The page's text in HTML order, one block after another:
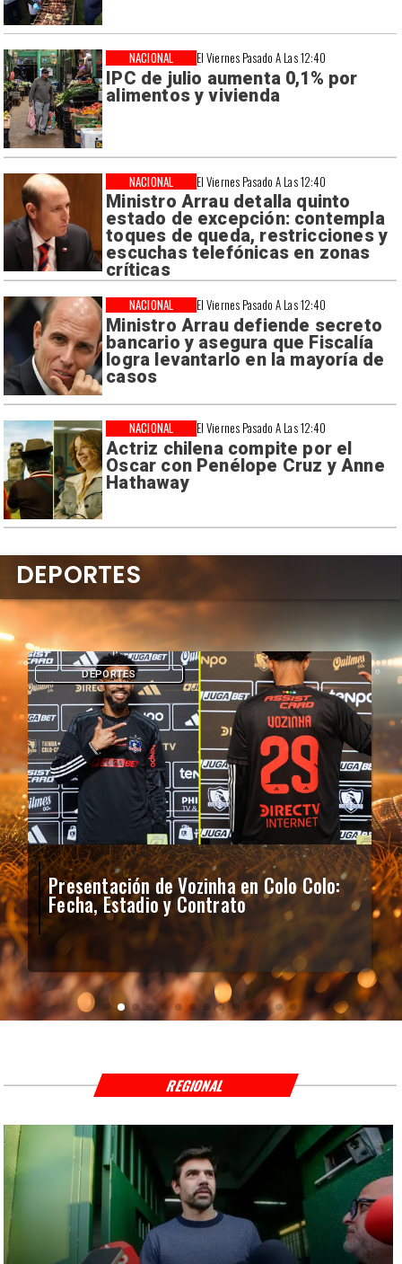
El Viernes Pasado A Las 12:40
IPC de julio aumenta 0,1% por
alimentos y vivienda
NACIONAL
El Viernes Pasado A Las 12:40
Ministro Arrau detalla quinto
estado de excepción: contempla
toques de queda, restricciones y
escuchas telefónicas en zonas
críticas
NACIONAL
El Viernes Pasado A Las 12:40
Ministro Arrau defiende secreto
bancario y asegura que Fiscalía
logra levantarlo en la mayoría de
casos
NACIONAL
El Viernes Pasado A Las 12:40
Actriz chilena compite por el
Oscar con Penélope Cruz y Anne
Hathaway
NACIONAL
Presentación de Vozinha en Colo Colo:
Fecha, Estadio y Contrato
DEPORTES
DEPORTES
REGIONAL